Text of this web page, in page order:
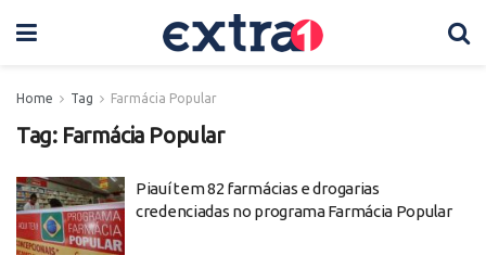
Home Tag Farmácia Popular
Tag: Farmácia Popular
Piauí tem 82 farmácias e drogarias
credenciadas no programa Farmácia Popular